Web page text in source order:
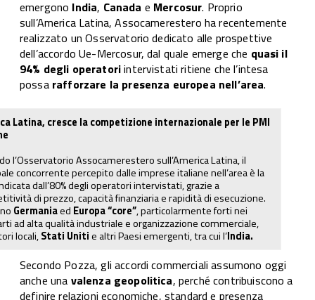
emergono India, Canada e Mercosur. Proprio
sull’America Latina, Assocamerestero ha recentemente
realizzato un Osservatorio dedicato alle prospettive
dell’accordo Ue-Mercosur, dal quale emerge che quasi il
94% degli operatoriintervistati ritiene che l’intesa
possa rafforzare la presenza europea nell’area.
Latina, cresce la competizione internazionale per le PMI
l’Osservatorio Assocamerestero sull’America Latina, il
concorrente percepito dalle imprese italiane nell’area è la
dall’80% degli operatori intervistati, grazie a
di prezzo, capacità finanziaria e rapidità di esecuzione.
Germaniaed Europa “core”, particolarmente forti nei
ad alta qualità industriale e organizzazione commerciale,
locali,Stati Unitie altri Paesi emergenti, tra cui l’India.
Secondo Pozza, gli accordi commerciali assumono oggi
anche una valenza geopolitica, perché contribuiscono a
definire relazioni economiche, standard e presenza